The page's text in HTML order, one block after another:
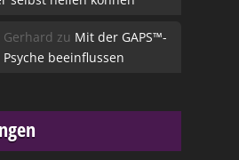
zu Mit der GAPS™-
beeinflussen